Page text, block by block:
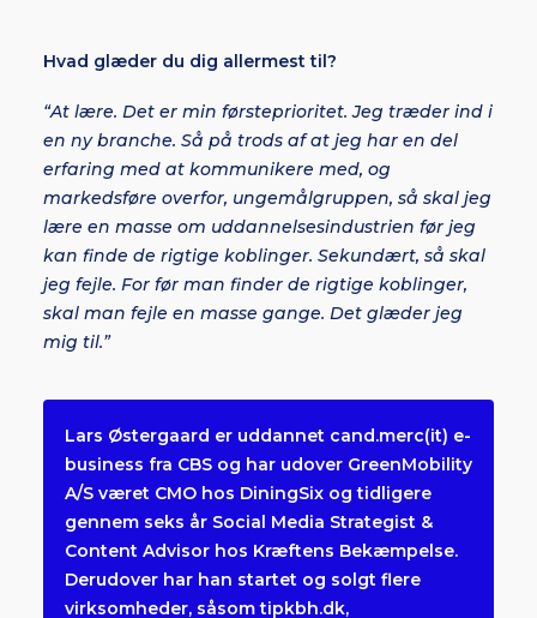
Hvad glæder du dig allermest til?
“At lære. Det er min førsteprioritet. Jeg træder ind i
en ny branche. Så på trods af at jeg har en del
erfaring med at kommunikere med, og
markedsføre overfor, ungemålgruppen, så skal jeg
lære en masse om uddannelsesindustrien før jeg
kan finde de rigtige koblinger. Sekundært, så skal
jeg fejle. For før man finder de rigtige koblinger,
skal man fejle en masse gange. Det glæder jeg
mig til.”
Lars Østergaard er uddannet cand.merc(it) e-
business fra CBS og har udover GreenMobility
A/S været CMO hos DiningSix og tidligere
gennem seks år Social Media Strategist &
Content Advisor hos Kræftens Bekæmpelse.
Derudover har han startet og solgt flere
virksomheder, såsomtipkbh.dk,